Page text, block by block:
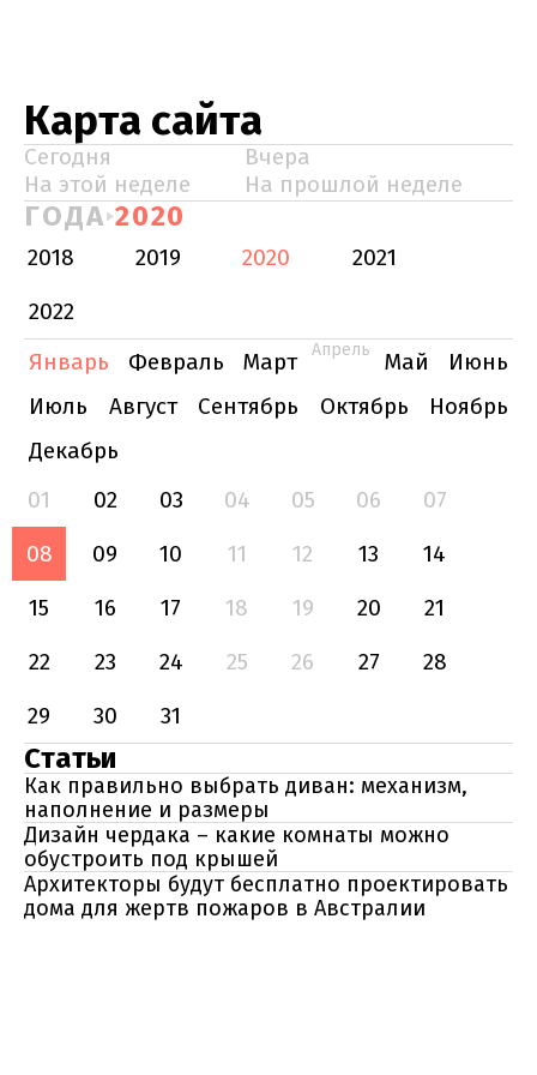
Карта сайта
Сегодня
Вчера
На этой неделе
На прошлой неделе
ГОДА 2020
2018 2019 2020
2021
2022
Январь
Февраль Март Апрель Май
Июнь
Июль
Август Сентябрь Октябрь
Ноябрь
Декабрь
01
02 03 04 05 06
07
08
09 10 11 12 13
14
15
16 17 18 19 20
21
22
23 24 25 26 27
28
29
30 31
Статьи
Как правильно выбрать диван: механизм,
наполнение и размеры
Дизайн чердака – какие комнаты можно
обустроить под крышей
Архитекторы будут бесплатно проектировать
дома для жертв пожаров в Австралии